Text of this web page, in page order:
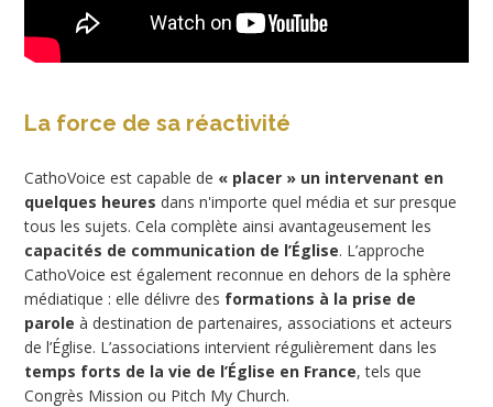
La force de sa réactivité
CathoVoice est capable de « placer » un intervenant en
quelques heures dans n'importe quel média et sur presque
tous les sujets. Cela complète ainsi avantageusement les
capacités de communication de l’Église. L’approche
CathoVoice est également reconnue en dehors de la sphère
médiatique : elle délivre des formations à la prise de
parole à destination de partenaires, associations et acteurs
de l’Église. L’associations intervient régulièrement dans les
temps forts de la vie de l’Église en France, tels que
Congrès Mission ou Pitch My Church.